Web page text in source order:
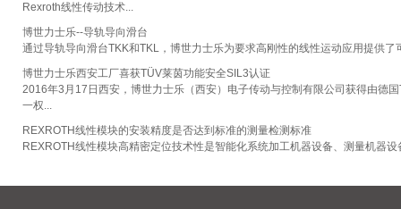
Rexroth线性传动技术...
博世力士乐--导轨导向滑台
通过导轨导向滑台TKK和TKL，博世力士乐为要求高刚性的线性运动应用提供
博世力士乐西安工厂喜获TÜV莱茵功能安全SIL3认证
2016年3月17日西安，博世力士乐（西安）电子传动与控制有限公司获得由德
一权...
REXROTH线性模块的安装精度是否达到标准的测量检测标准
REXROTH线性模块高精密定位技术性是智能化系统加工机器设备、测量机器